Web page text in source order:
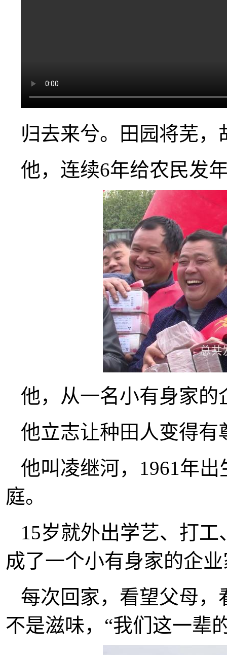
归去来兮。田园将芜，
他，连续6年给农民发
他，从一名小有身家的
他立志让种田人变得有
他叫凌继河，1961年
庭。
15岁就外出学艺、打
成了一个小有身家的企
每次回家，看望父母
不是滋味，“我们这一辈